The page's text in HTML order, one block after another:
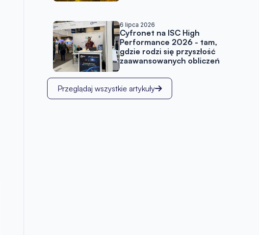
6 lipca 2026
Cyfronet na ISC High
Performance 2026 - tam,
gdzie rodzi się przyszłość
zaawansowanych obliczeń
Przeglądaj wszystkie artykuły